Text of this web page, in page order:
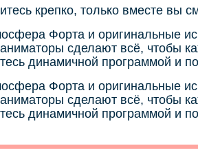
крепко, только вместе вы
Форта и оригинальные
сделают всё, чтобы
динамичной программой и
Форта и оригинальные
сделают всё, чтобы
динамичной программой и